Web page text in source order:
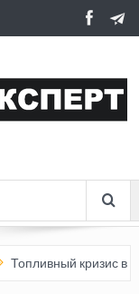
кризис в России